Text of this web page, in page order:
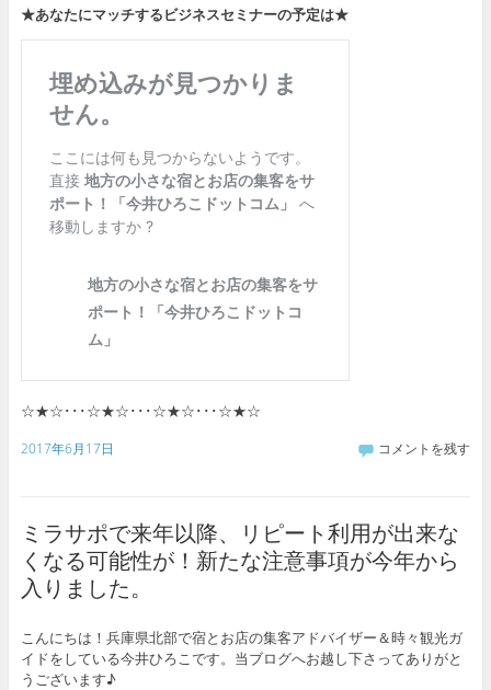
★あなたにマッチするビジネスセミナーの予定は★
☆★☆･･･☆★☆･･･☆★☆･･･☆★☆
2017年6月17日 コメントを残す
ミラサポで来年以降、リピート利用が出来な
くなる可能性が！新たな注意事項が今年から
入りました。
こんにちは！兵庫県北部で宿とお店の集客アドバイザー＆時々観光ガ
イドをしている今井ひろこです。当ブログへお越し下さってありがと
うございます♪